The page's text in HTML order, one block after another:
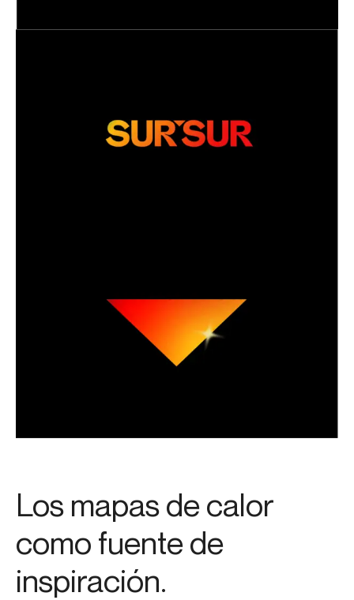
Los mapas de calor
como fuente de
inspiración.